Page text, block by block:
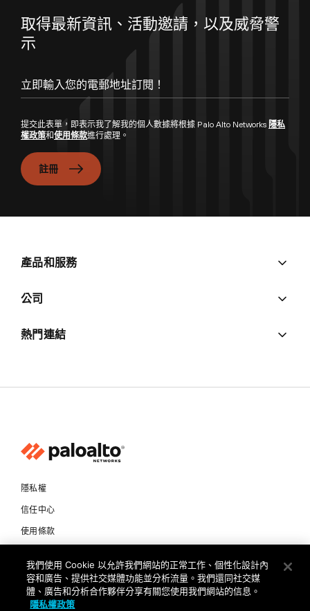
取得最新資訊、活動邀請，以及威脅警
示
提交此表單，即表示我了解我的個人數據將根據 Palo Alto Networks 隱私
權政策和使用條款進行處理。
註冊
產品和服務
公司
熱門連結
隱私權
信任中心
使用條款
Copyright © 2026 Palo Alto Networks. All Rights Reserved
我們使用 Cookie 以允許我們網站的正常工作、個性化設計內
容和廣告、提供社交媒體功能並分析流量。我們還同社交媒
體、廣告和分析合作夥伴分享有關您使用我們網站的信息。
隱私權政策